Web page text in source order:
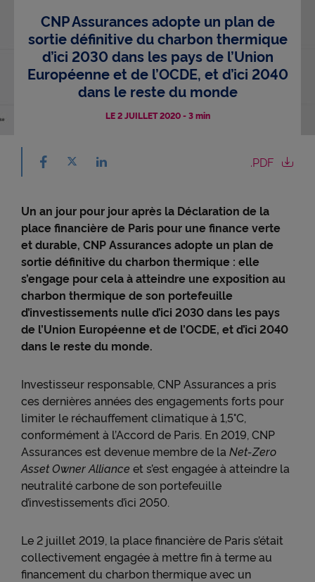
Accessibilité
CNP Assurances adopte un plan de
sortie définitive du charbon thermique
d’ici 2030 dans les pays de l’Union
Européenne et de l’OCDE, et d’ici 2040
dans le reste du monde
LE 2 JUILLET 2020-3 min
Partager sur facebook - nouvelle fenêtre
Partager sur X - nouvelle fenêtre
Partager sur linkedin - nouvelle fenêtre
.PDF
Un an jour pour jour après la Déclaration de la
place financière de Paris pour une finance verte
et durable, CNP Assurances adopte un plan de
sortie définitive du charbon thermique : elle
s’engage pour cela à atteindre une exposition au
charbon thermique de son portefeuille
d’investissements nulle d’ici 2030 dans les pays
de l’Union Européenne et de l’OCDE, et d’ici 2040
dans le reste du monde.
Investisseur responsable, CNP Assurances a pris
ces dernières années des engagements forts pour
limiter le réchauffement climatique à 1,5°C,
conformément à l’Accord de Paris. En 2019, CNP
Assurances est devenue membre de la Net-Zero
Asset Owner Alliance et s’est engagée à atteindre la
neutralité carbone de son portefeuille
d’investissements d’ici 2050.
Le 2 juillet 2019, la place financière de Paris s’était
collectivement engagée à mettre fin à terme au
financement du charbon thermique avec un